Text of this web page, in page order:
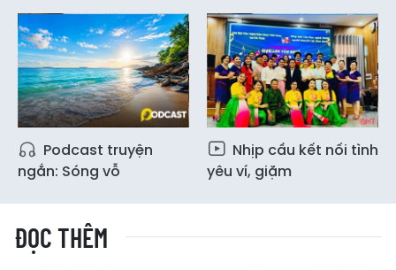
Podcast truyện
ngắn: Sóng vỗ
Nhịp cầu kết nối tình
yêu ví, giặm
ĐỌC THÊM